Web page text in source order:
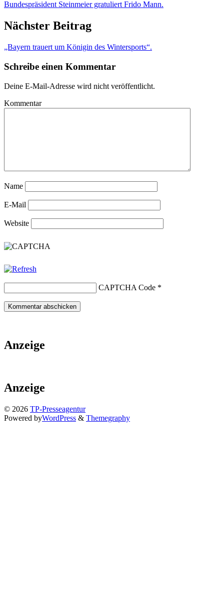
Bundespräsident Steinmeier gratuliert Frido Mann.
Nächster Beitrag
„Bayern trauert um Königin des Wintersports“.
Schreibe einen Kommentar
Deine E-Mail-Adresse wird nicht veröffentlicht.
Kommentar
Name
E-Mail
Website
CAPTCHA Code *
Anzeige
Anzeige
© 2026 TP-Presseagentur
Powered byWordPress & Themegraphy